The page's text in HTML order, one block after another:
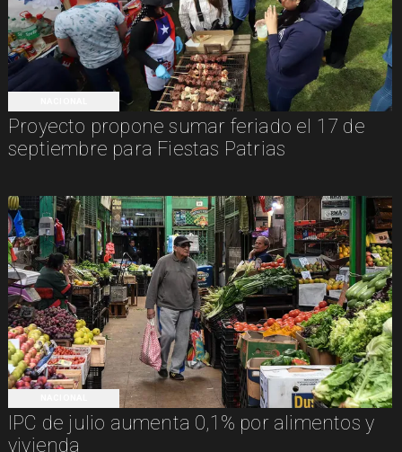
Proyecto propone sumar feriado el 17 de
septiembre para Fiestas Patrias
IPC de julio aumenta 0,1% por alimentos y
vivienda